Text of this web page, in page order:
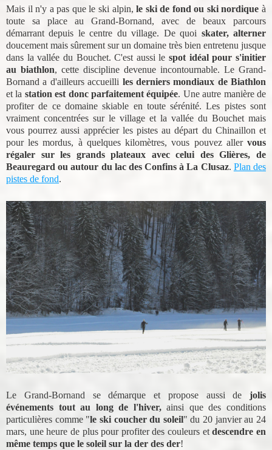
Mais il n'y a pas que le ski alpin, le ski de fond ou ski nordique à
toute sa place au Grand-Bornand, avec de beaux parcours
démarrant depuis le centre du village. De quoi skater, alterner
doucement mais sûrement sur un domaine très bien entretenu jusque
dans la vallée du Bouchet. C'est aussi lespot idéal pour s'initier
au biathlon, cette discipline devenue incontournable. Le Grand-
Bornand a d'ailleurs accueilli les derniers mondiaux de Biathlon
et la station est donc parfaitement équipée. Une autre manière de
profiter de ce domaine skiable en toute sérénité. Les pistes sont
vraiment concentrées sur le village et la vallée du Bouchet mais
vous pourrez aussi apprécier les pistes au départ du Chinaillon et
pour les mordus, à quelques kilomètres, vous pouvez aller vous
régaler sur les grands plateaux avec celui des Glières, de
Beauregard ou autour du lac des Confins à La Clusaz. Plan des
pistes de fond.
Le Grand-Bornand se démarque et propose aussi de jolis
événements tout au long de l'hiver,ainsi que des conditions
particulières comme "le ski coucher du soleil" du 20 janvier au 24
mars, une heure de plus pour profiter des couleurs etdescendre en
même temps que le soleil sur la der des der!